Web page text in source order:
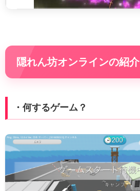
隠れん坊オンラインの紹介
・何するゲーム？